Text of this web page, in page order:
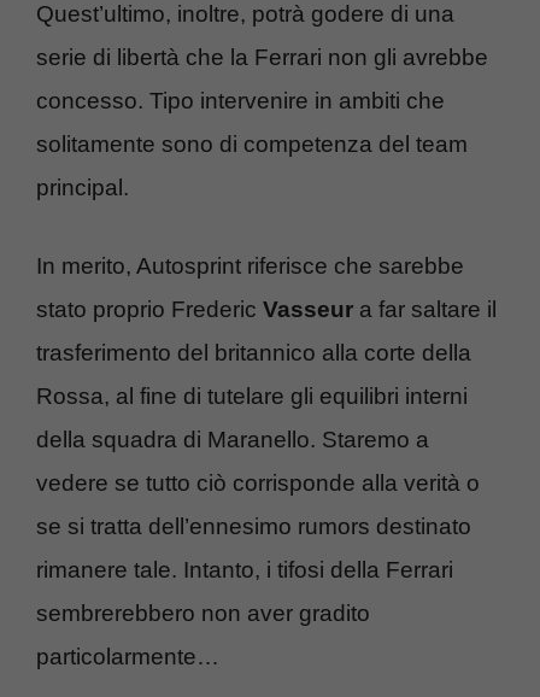
Quest’ultimo, inoltre, potrà godere di una
serie di libertà che la Ferrari non gli avrebbe
concesso. Tipo intervenire in ambiti che
solitamente sono di competenza del team
principal.
In merito, Autosprint riferisce che sarebbe
stato proprio Frederic Vasseur a far saltare il
trasferimento del britannico alla corte della
Rossa, al fine di tutelare gli equilibri interni
della squadra di Maranello. Staremo a
vedere se tutto ciò corrisponde alla verità o
se si tratta dell’ennesimo rumors destinato
rimanere tale. Intanto, i tifosi della Ferrari
sembrerebbero non aver gradito
particolarmente…